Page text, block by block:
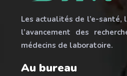
Les actualités de l’e-santé,
l’avancement des
médecins de laboratoire.
Au bureau